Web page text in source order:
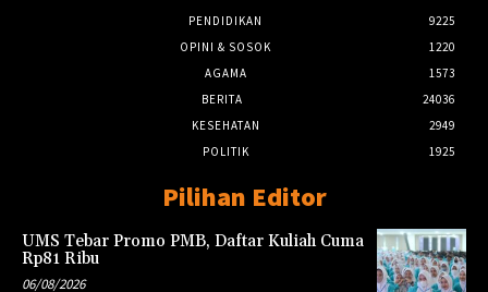
PENDIDIKAN
9225
OPINI & SOSOK
1220
AGAMA
1573
BERITA
24036
KESEHATAN
2949
POLITIK
1925
Pilihan Editor
UMS Tebar Promo PMB, Daftar Kuliah Cuma
Rp81 Ribu
06/08/2026